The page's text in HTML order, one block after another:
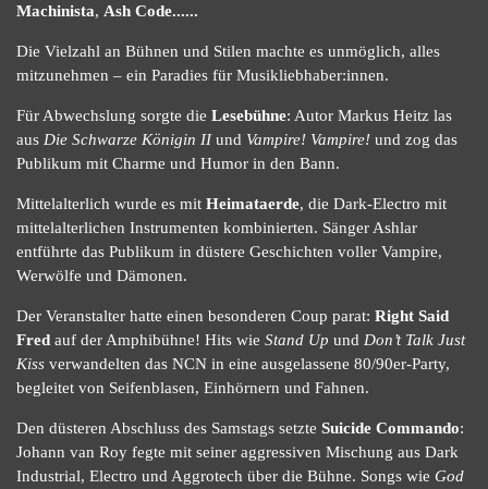
Machinista, Ash Code......
Die Vielzahl an Bühnen und Stilen machte es unmöglich, alles
mitzunehmen – ein Paradies für Musikliebhaber:innen.
Für Abwechslung sorgte die Lesebühne: Autor Markus Heitz las
aus Die Schwarze Königin IIund Vampire! Vampire! und zog das
Publikum mit Charme und Humor in den Bann.
Mittelalterlich wurde es mit Heimataerde, die Dark-Electro mit
mittelalterlichen Instrumenten kombinierten. Sänger Ashlar
entführte das Publikum in düstere Geschichten voller Vampire,
Werwölfe und Dämonen.
Der Veranstalter hatte einen besonderen Coup parat: Right Said
Fred auf der Amphibühne! Hits wie Stand Up und Don’t Talk Just
Kiss verwandelten das NCN in eine ausgelassene 80/90er-Party,
begleitet von Seifenblasen, Einhörnern und Fahnen.
Den düsteren Abschluss des Samstags setzte Suicide Commando:
Johann van Roy fegte mit seiner aggressiven Mischung aus Dark
Industrial, Electro und Aggrotech über die Bühne. Songs wie God